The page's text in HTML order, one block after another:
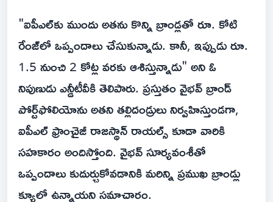
"ఐపీఎల్‌కు ముందు అతను కొన్ని బ్రాండ్లతో రూ. కోటి
రేంజ్‌లో ఒప్పందాలు చేసుకున్నాడు. కానీ, ఇప్పుడు రూ.
1.5 నుంచి 2 కోట్ల వరకు ఆశిస్తున్నాడు" అని ఓ
నిపుణుడు ఎన్డీటీవీకి తెలిపారు. ప్రస్తుతం వైభవ్ బ్రాండ్
పోర్ట్‌ఫోలియోను అతని తల్లిదండ్రులు నిర్వహిస్తుండగా,
ఐపీఎల్ ఫ్రాంచైజీ రాజస్థాన్ రాయల్స్ కూడా వారికి
సహకారం అందిస్తోంది. వైభవ్ సూర్యవంశీతో
ఒప్పందాలు కుదుర్చుకోవడానికి మరిన్ని ప్రముఖ బ్రాండ్లు
క్యూలో ఉన్నాయని సమాచారం.